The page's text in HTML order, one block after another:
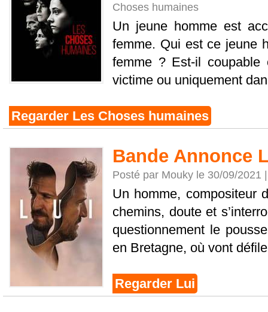
Choses humaines
Un jeune homme est
femme. Qui est ce jeune
femme ? Est-il
victime ou uniquement
Regarder Les Choses humaines
Bande Annonce
Posté par Mouky le 30/09/2021
Un homme, compositeur
chemins, doute et
questionnement le
en Bretagne, où vont
Regarder Lui